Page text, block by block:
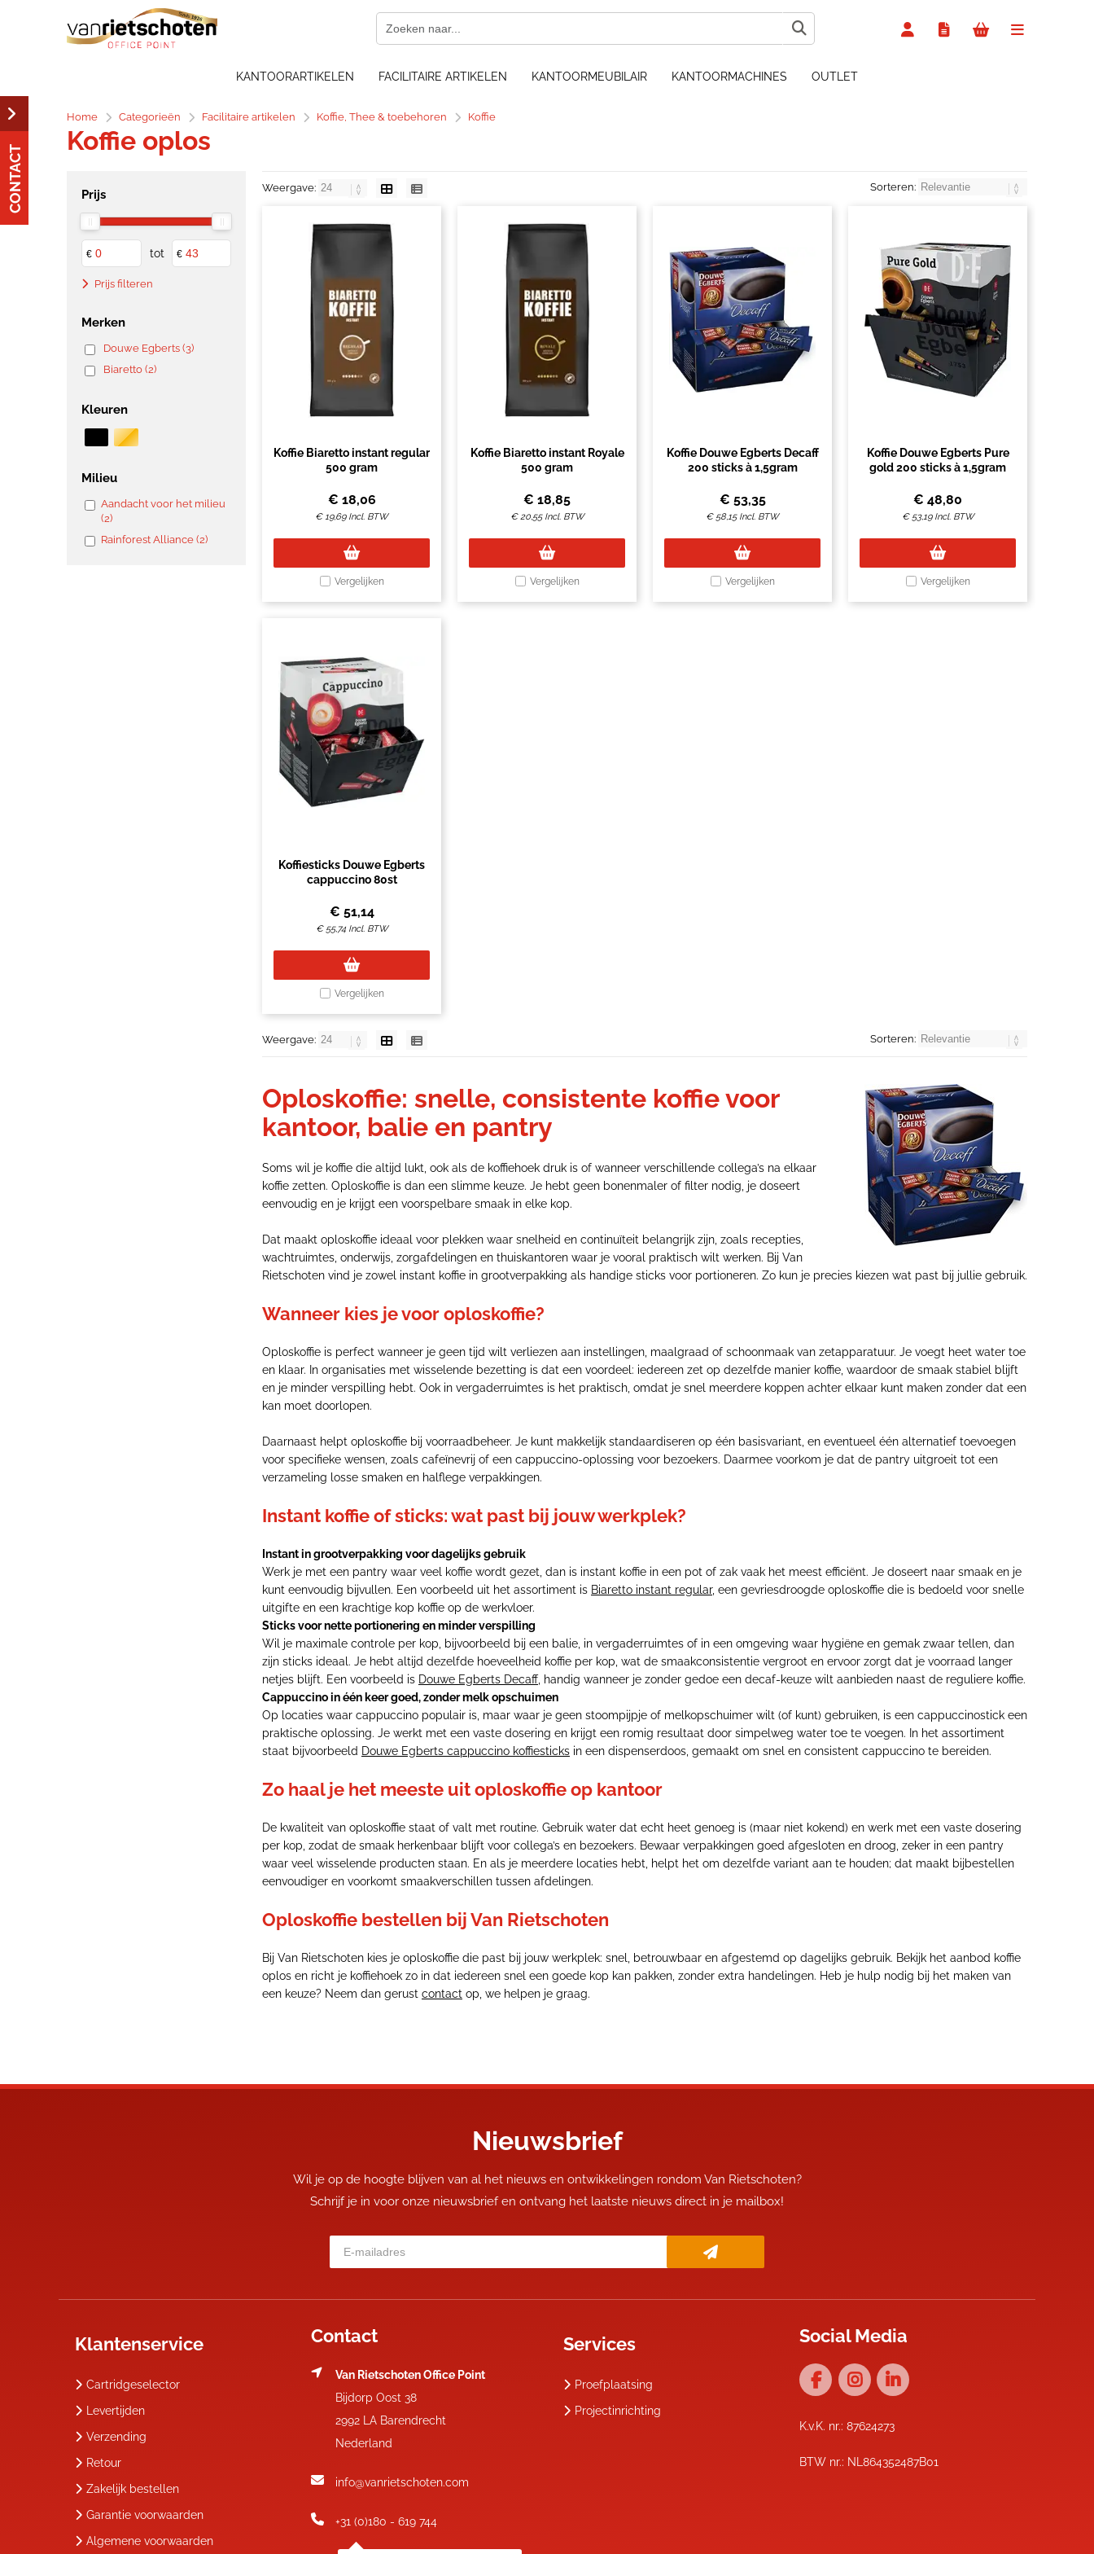
KANTOORARTIKELEN FACILITAIRE ARTIKELEN KANTOORMEUBILAIR KANTOORMACHINES OUTLET
Home Categorieën Facilitaire artikelen Koffie, Thee & toebehoren Koffie
Koffie oplos
Prijs
€ tot €
Prijs filteren
Merken
Douwe Egberts (3)
Biaretto (2)
Kleuren
Milieu
Aandacht voor het milieu
(2)
Rainforest Alliance (2)
Weergave: Sorteren:
Koffie Biaretto instant regular
500 gram
€ 18,06
€19,69 Incl. BTW
Vergelijken
Koffie Biaretto instant Royale
500 gram
€ 18,85
€20,55 Incl. BTW
Vergelijken
Koffie Douwe Egberts Decaff
200 sticks à 1,5gram
€ 53,35
€ 58,15 Incl. BTW
Vergelijken
Koffie Douwe Egberts Pure
gold 200 sticks à 1,5gram
€ 48,80
€ 53,19 Incl. BTW
Vergelijken
Koffiesticks Douwe Egberts
cappuccino 80st
€ 51,14
€ 55,74 Incl. BTW
Vergelijken
Weergave: Sorteren:
Oploskoffie: snelle, consistente koffie voor
kantoor, balie en pantry
Soms wil je koffie die altijd lukt, ook als de koffiehoek druk is of wanneer verschillende collega’s na elkaar
koffie zetten. Oploskoffie is dan een slimme keuze. Je hebt geen bonenmaler of filter nodig, je doseert
eenvoudig en je krijgt een voorspelbare smaak in elke kop.
Dat maakt oploskoffie ideaal voor plekken waar snelheid en continuïteit belangrijk zijn, zoals recepties,
wachtruimtes, onderwijs, zorgafdelingen en thuiskantoren waar je vooral praktisch wilt werken. Bij Van
Rietschoten vind je zowel instant koffie in grootverpakking als handige sticks voor portioneren. Zo kun je precies kiezen wat past bij jullie gebruik.
Wanneer kies je voor oploskoffie?
Oploskoffie is perfect wanneer je geen tijd wilt verliezen aan instellingen, maalgraad of schoonmaak van zetapparatuur. Je voegt heet water toe
en klaar. In organisaties met wisselende bezetting is dat een voordeel: iedereen zet op dezelfde manier koffie, waardoor de smaak stabiel blijft
en je minder verspilling hebt. Ook in vergaderruimtes is het praktisch, omdat je snel meerdere koppen achter elkaar kunt maken zonder dat een
kan moet doorlopen.
Daarnaast helpt oploskoffie bij voorraadbeheer. Je kunt makkelijk standaardiseren op één basisvariant, en eventueel één alternatief toevoegen
voor specifieke wensen, zoals cafeïnevrij of een cappuccino-oplossing voor bezoekers. Daarmee voorkom je dat de pantry uitgroeit tot een
verzameling losse smaken en halflege verpakkingen.
Instant koffie of sticks: wat past bij jouw werkplek?
Instant in grootverpakking voor dagelijks gebruik
Werk je met een pantry waar veel koffie wordt gezet, dan is instant koffie in een pot of zak vaak het meest efficiënt. Je doseert naar smaak en je
kunt eenvoudig bijvullen. Een voorbeeld uit het assortiment is Biaretto instant regular, een gevriesdroogde oploskoffie die is bedoeld voor snelle
uitgifte en een krachtige kop koffie op de werkvloer.
Sticks voor nette portionering en minder verspilling
Wil je maximale controle per kop, bijvoorbeeld bij een balie, in vergaderruimtes of in een omgeving waar hygiëne en gemak zwaar tellen, dan
zijn sticks ideaal. Je hebt altijd dezelfde hoeveelheid koffie per kop, wat de smaakconsistentie vergroot en ervoor zorgt dat je voorraad langer
netjes blijft. Een voorbeeld is Douwe Egberts Decaff, handig wanneer je zonder gedoe een decaf-keuze wilt aanbieden naast de reguliere koffie.
Cappuccino in één keer goed, zonder melk opschuimen
Op locaties waar cappuccino populair is, maar waar je geen stoompijpje of melkopschuimer wilt (of kunt) gebruiken, is een cappuccinostick een
praktische oplossing. Je werkt met een vaste dosering en krijgt een romig resultaat door simpelweg water toe te voegen. In het assortiment
staat bijvoorbeeld Douwe Egberts cappuccino koffiesticks in een dispenserdoos, gemaakt om snel en consistent cappuccino te bereiden.
Zo haal je het meeste uit oploskoffie op kantoor
De kwaliteit van oploskoffie staat of valt met routine. Gebruik water dat echt heet genoeg is (maar niet kokend) en werk met een vaste dosering
per kop, zodat de smaak herkenbaar blijft voor collega’s en bezoekers. Bewaar verpakkingen goed afgesloten en droog, zeker in een pantry
waar veel wisselende producten staan. En als je meerdere locaties hebt, helpt het om dezelfde variant aan te houden; dat maakt bijbestellen
eenvoudiger en voorkomt smaakverschillen tussen afdelingen.
Oploskoffie bestellen bij Van Rietschoten
Bij Van Rietschoten kies je oploskoffie die past bij jouw werkplek: snel, betrouwbaar en afgestemd op dagelijks gebruik. Bekijk het aanbod koffie
oplos en richt je koffiehoek zo in dat iedereen snel een goede kop kan pakken, zonder extra handelingen. Heb je hulp nodig bij het maken van
een keuze? Neem dan gerust contact op, we helpen je graag.
Nieuwsbrief
Wil je op de hoogte blijven van al het nieuws en ontwikkelingen rondom Van Rietschoten?
Schrijf je in voor onze nieuwsbrief en ontvang het laatste nieuws direct in je mailbox!
Klantenservice
Cartridgeselector
Levertijden
Verzending
Retour
Zakelijk bestellen
Garantie voorwaarden
Algemene voorwaarden
Contact
Van Rietschoten Office Point
Bijdorp Oost 38
2992 LA Barendrecht
Nederland
info@vanrietschoten.com
+31 (0)180 - 619 744
Services
Proefplaatsing
Projectinrichting
Social Media
K.v.K. nr.: 87624273
BTW nr.: NL864352487B01
CONTACT